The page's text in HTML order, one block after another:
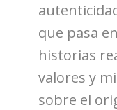
que pasa
historias
valores y
sobre el